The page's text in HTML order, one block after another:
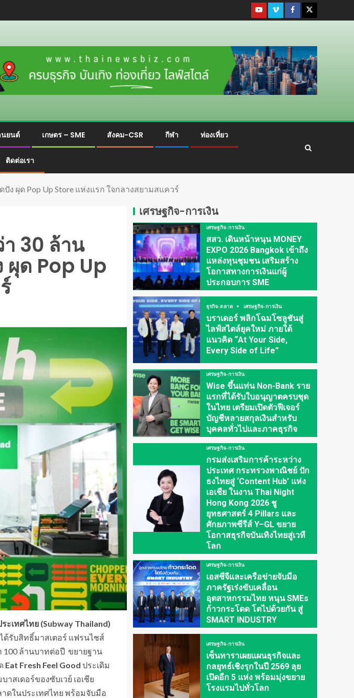
นยนต์ เกษตร – SME สังคม-CSR กีฬา ท่องเที่ยว
ติดต่อเรา
ผุด Pop Up Store แห่งแรก ใจกลางสยามสแควร์
30 ล้าน
ด Pop Up
ระเทศไทย (Subway Thailand)
ด้รับสิทธิ์มาสเตอร์ แฟรนไชส์
100 ล้านบาทต่อปี ขยายฐาน
Eat Fresh Feel Good ประเดิม
าสเดอร์ของซับเวย์ เอเชีย
ดในประเทศไทย พร้อมจับมือ
เศรษฐกิจ-การเงิน
เศรษฐกิจ-การเงิน
สสว. เดินหน้าหนุน MONEY
EXPO 2026 Bangkok เข้าถึง
แหล่งทุนชุมชน เสริมสร้าง
โอกาสทางการเงินแก่ผู้
ประกอบการ SME
ธุรกิจ-ตลาด เศรษฐกิจ-การเงิน
บราเดอร์ พลิกโฉมโซลูชันสู่
ไลฟ์สไตล์ยุคใหม่ ภายใต้
แนวคิด “At Your Side,
Every Side of Life”
เศรษฐกิจ-การเงิน
Wise ขึ้นแท่น Non-Bank ราย
แรกที่ได้รับใบอนุญาตครบชุด
ในไทย เตรียมเปิดตัวฟีเจอร์
บัญชีหลายสกุลเงินสำหรับ
บุคคลทั่วไปและภาคธุรกิจ
เศรษฐกิจ-การเงิน
กรมส่งเสริมการค้าระหว่าง
ประเทศ กระทรวงพาณิชย์ ปัก
ธงไทยสู่ ‘Content Hub’ แห่ง
เอเชีย ในงาน Thai Night
Hong Kong 2026 ชู
ยุทธศาสตร์ 4 Pillars และ
ศักยภาพซีรีส์ Y–GL ขยาย
โอกาสธุรกิจบันเทิงไทยสู่เวที
โลก
เศรษฐกิจ-การเงิน
เอสซีจีและเครือข่ายจับมือ
ภาครัฐเร่งขับเคลื่อน
อุตสาหกรรมไทย หนุน SMEs
ก้าวกระโดด โตไปด้วยกัน สู่
SMART INDUSTRY
เศรษฐกิจ-การเงิน
เซ็นทาราเผยแผนธุรกิจและ
กลยุทธ์เชิงรุกในปี 2569 ลุย
เปิดอีก 5 แห่ง พร้อมมุ่งขยาย
โรงแรมไปทั่วโลก